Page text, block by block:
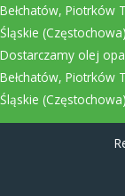
Bełchatów, Piotrków
Śląskie (Częstochowa
Dostarczamy olej
Bełchatów, Piotrków
Śląskie